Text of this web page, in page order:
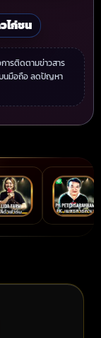
ไก่ชน
ารติดตามข่าวสาร
บนมือถือ ลดปัญหา